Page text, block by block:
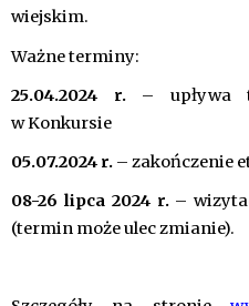
wiejskim.
Ważne terminy:
25.04.2024 r. – upływa
w Konkursie
05.07.2024 r. – zakończenie
08-26 lipca 2024 r.–
(termin może ulec zmianie).